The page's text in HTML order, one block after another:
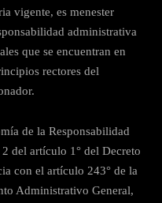
vigente, es menester
administrativa
que se encuentran en
rectores del
de la Responsabilidad
del artículo 1° del Decreto
con el artículo 243° de la
Administrativo General,